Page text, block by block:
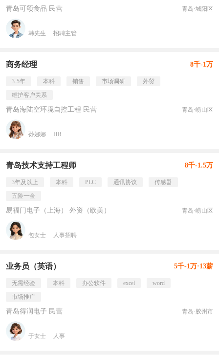
青岛可颂食品 民营 青岛·城阳区
韩先生 招聘主管
商务经理 8千-1万
3-5年 本科 销售 市场调研
外贸
维护客户关系
青岛海陆空环境自控工程 民营 青岛·崂山区
孙娜娜 HR
青岛技术支持工程师 8千-1.5万
3年及以上 本科 PLC 通讯协议
传感器
五险一金
易福门电子（上海） 外资（欧美） 青岛·崂山区
包女士 人事招聘
业务员（英语） 5千-1万·13薪
无需经验 本科 办公软件 excel
word
市场推广
青岛得润电子 民营 青岛·胶州市
于女士 人事